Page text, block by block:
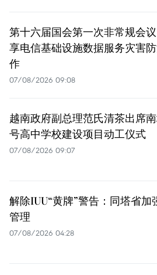
第十六届国会第一次非常规会
享电信基础设施数据服务灾害
作
07/08/2026 09:08
越南政府副总理范氏清茶出席
号高中学校建设项目动工仪式
07/08/2026 09:07
解除IUU“黄牌”警告：同塔省加
管理
07/08/2026 04:28